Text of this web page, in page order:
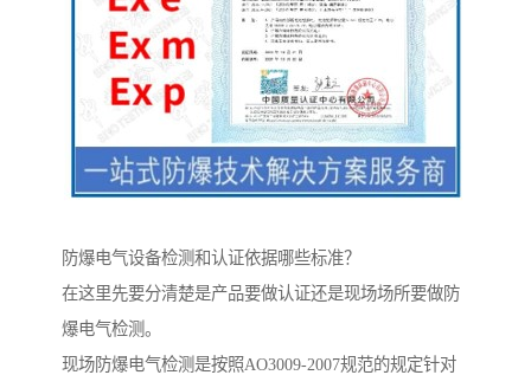
防爆电气设备检测和认证依据哪些标准？
在这里先要分清楚是产品要做认证还是现场场所要做防
爆电气检测。
现场防爆电气检测是按照AO3009-2007规范的规定针对